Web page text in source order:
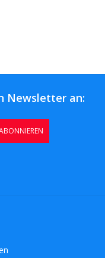
Newsletter an: